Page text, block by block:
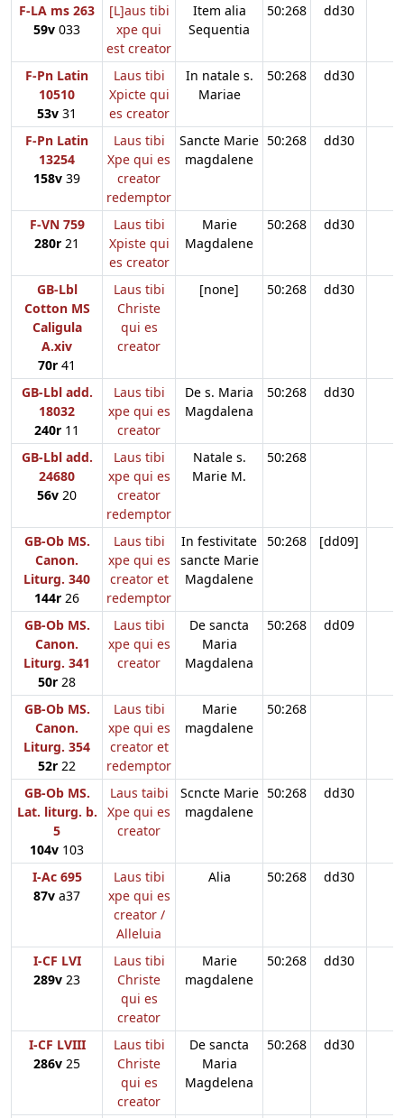
F-LA ms 263
59v 033
[L]aus tibi
xpe qui
est creator
Item alia
Sequentia
50:268 dd30
F-Pn Latin
10510
53v 31
Laus tibi
Xpicte qui
es creator
In natale s.
Mariae
50:268 dd30
F-Pn Latin
13254
158v 39
Laus tibi
Xpe qui es
creator
redemptor
Sancte Marie
magdalene
50:268 dd30
F-VN 759
280r 21
Laus tibi
Xpiste qui
es creator
Marie
Magdalene
50:268 dd30
GB-Lbl
Cotton MS
Caligula
A.xiv
70r 41
Laus tibi
Christe
qui es
creator
[none] 50:268 dd30
GB-Lbl add.
18032
240r 11
Laus tibi
xpe qui es
creator
De s. Maria
Magdalena
50:268 dd30
GB-Lbl add.
24680
56v 20
Laus tibi
xpe qui es
creator
redemptor
Natale s.
Marie M.
50:268
GB-Ob MS.
Canon.
Liturg. 340
144r 26
Laus tibi
xpe qui es
creator et
redemptor
In festivitate
sancte Marie
Magdalene
50:268 [dd09]
GB-Ob MS.
Canon.
Liturg. 341
50r 28
Laus tibi
xpe qui es
creator
De sancta
Maria
Magdalena
50:268 dd09
GB-Ob MS.
Canon.
Liturg. 354
52r 22
Laus tibi
xpe qui es
creator et
redemptor
Marie
magdalene
50:268
GB-Ob MS.
Lat. liturg. b.
5
104v 103
Laus taibi
Xpe qui es
creator
Scncte Marie
magdalene
50:268 dd30
I-Ac 695
87v a37
Laus tibi
xpe qui es
creator /
Alleluia
Alia 50:268 dd30
I-CF LVI
289v 23
Laus tibi
Christe
qui es
creator
Marie
magdalene
50:268 dd30
I-CF LVIII
286v 25
Laus tibi
Christe
qui es
creator
De sancta
Maria
Magdelena
50:268 dd30